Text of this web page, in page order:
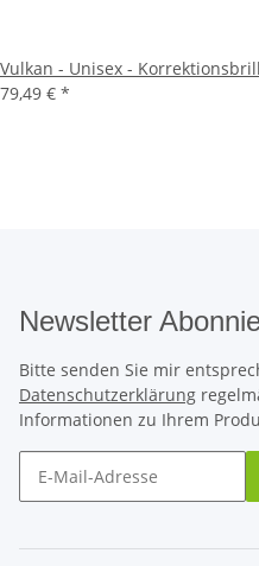
Vulkan - Unisex -
79,49 € *
Newsletter
Bitte senden Sie mir
Datenschutzerklärung
Informationen zu Ihrem